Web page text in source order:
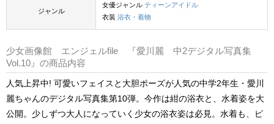
ジャンル
女優ジャンル ティーンアイドル
衣装 浴衣・着物
少女画像館 エンジェルfile 『愛川麗 中2デジタル写真集
Vol.10』の商品内容
人気上昇中! 可愛いフェイスと大胆ポーズが人気の中学2年生・愛川
麗ちゃんのデジタル写真集第10弾。今作は紺の浴衣と、水着姿を大
公開。少しずつ大人になっていく少女の浴衣姿は必見。水着も、ピ